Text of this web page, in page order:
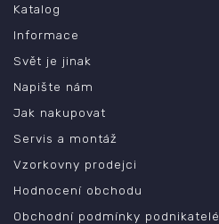
Katalog
Informace
Svět je jinak
Napište nám
Jak nakupovat
Servis a montáž
Vzorkovny prodejci
Hodnocení obchodu
Obchodní podmínky podnikatelé